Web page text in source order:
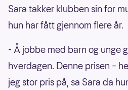
Sara takker klubben sin for
hun har fått gjennom flere år.
- Å jobbe med barn og unge
hverdagen. Denne prisen –
jeg stor pris på, sa Sara da